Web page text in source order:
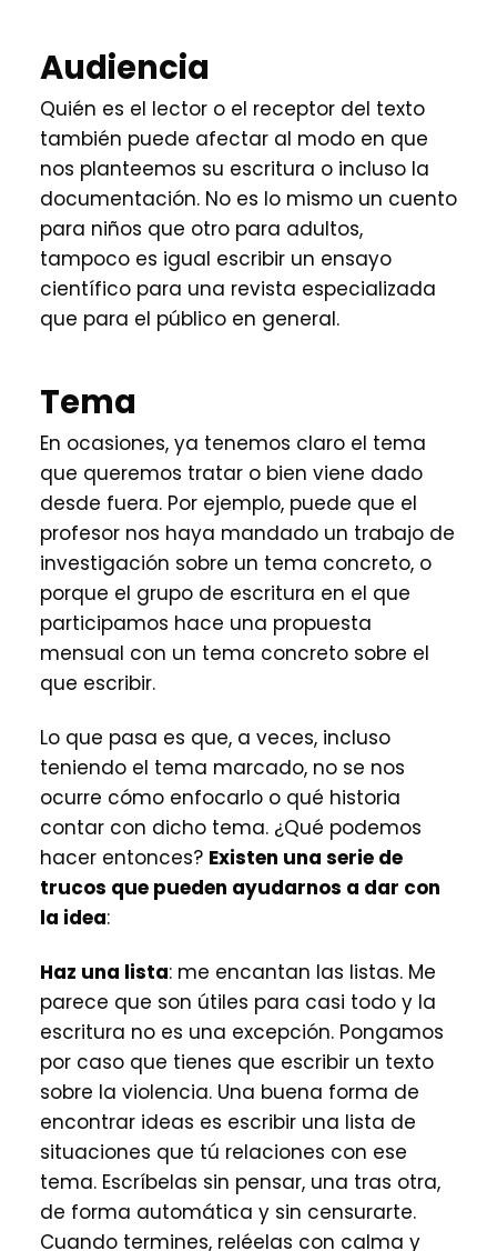
Audiencia
Quién es el lector o el receptor del texto
también puede afectar al modo en que
nos planteemos su escritura o incluso la
documentación. No es lo mismo un cuento
para niños que otro para adultos,
tampoco es igual escribir un ensayo
científico para una revista especializada
que para el público en general.
Tema
En ocasiones, ya tenemos claro el tema
que queremos tratar o bien viene dado
desde fuera. Por ejemplo, puede que el
profesor nos haya mandado un trabajo de
investigación sobre un tema concreto, o
porque el grupo de escritura en el que
participamos hace una propuesta
mensual con un tema concreto sobre el
que escribir.
Lo que pasa es que, a veces, incluso
teniendo el tema marcado, no se nos
ocurre cómo enfocarlo o qué historia
contar con dicho tema. ¿Qué podemos
hacer entonces? Existen una serie de
trucos que pueden ayudarnos a dar con
la idea:
Haz una lista: me encantan las listas. Me
parece que son útiles para casi todo y la
escritura no es una excepción. Pongamos
por caso que tienes que escribir un texto
sobre la violencia. Una buena forma de
encontrar ideas es escribir una lista de
situaciones que tú relaciones con ese
tema. Escríbelas sin pensar, una tras otra,
de forma automática y sin censurarte.
Cuando termines, reléelas con calma y